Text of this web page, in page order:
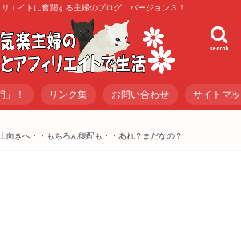
エイトに奮闘する主婦のブログ バージョン３！
search
」！ リンク集 お問い合わせ サイトマ
向きへ・・もちろん復配も・・あれ？まだなの？